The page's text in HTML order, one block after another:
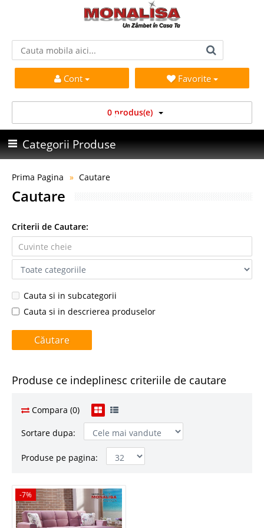
Cont Favorite
0 produs(e)
Categorii Produse
Prima Pagina Cautare
Cautare
Criterii de Cautare:
Cauta si in subcategorii
Cauta si in descrierea produselor
Produse ce indeplinesc criteriile de cautare
Compara (0)
Sortare dupa:
Produse pe pagina:
-7%
-7%